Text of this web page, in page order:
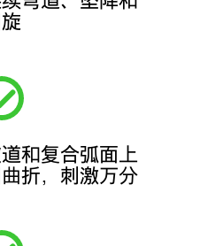
和复合弧面上
折，刺激万分